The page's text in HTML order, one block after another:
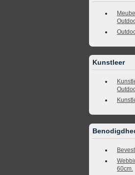
Kunstleer
60cm.